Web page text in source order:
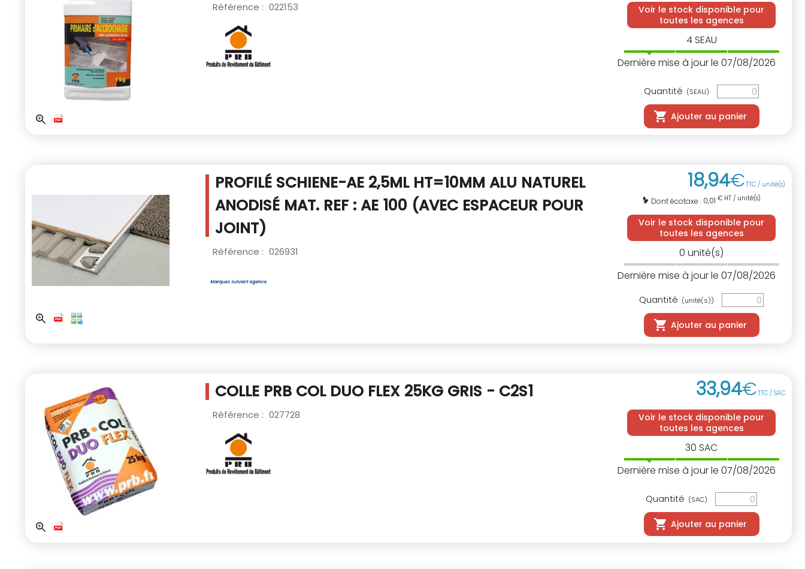
Référence : 022153
Voir le stock disponible pour
toutes les agences
4 SEAU
Dernière mise à jour le 07/08/2026
Quantité (SEAU)
Ajouter au panier
PROFILÉ SCHIENE-AE 2,5ML HT=10MM ALU NATUREL
ANODISÉ MAT. REF : AE 100 (AVEC ESPACEUR POUR
JOINT)
Référence : 026931
18,94€TTC / unité(s)
Dont écotaxe : 0,01 € HT / unité(s)
Voir le stock disponible pour
toutes les agences
0 unité(s)
Dernière mise à jour le 07/08/2026
Quantité (unité(s))
Ajouter au panier
COLLE PRB COL DUO FLEX 25KG GRIS - C2S1
Référence : 027728
33,94€TTC / SAC
Voir le stock disponible pour
toutes les agences
30 SAC
Dernière mise à jour le 07/08/2026
Quantité (SAC)
Ajouter au panier